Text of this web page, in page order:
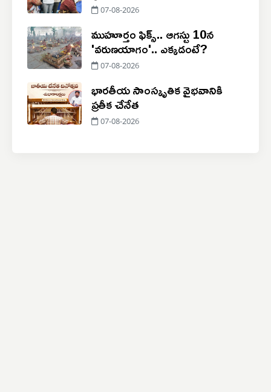
07-08-2026
ముహూర్తం ఫిక్స్.. ఆగస్టు 10న
'వరుణయాగం'.. ఎక్కడంటే?
07-08-2026
భారతీయ సాంస్కృతిక వైభవానికి
ప్రతీక చేనేత
07-08-2026